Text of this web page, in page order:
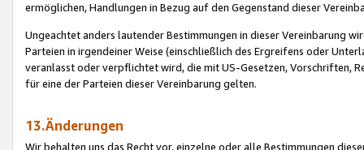
ermöglichen, Handlungen in Bezug auf den Gegenstand dieser
Ungeachtet anders lautender Bestimmungen in dieser Vereinbarung
Parteien in irgendeiner Weise (einschließlich des Ergreifens oder
veranlasst oder verpflichtet wird, die mit US-Gesetzen, Vorschriften,
für eine der Parteien dieser Vereinbarung gelten.
13.Änderungen
Wir behalten uns das Recht vor, einzelne oder alle Bestimmungen